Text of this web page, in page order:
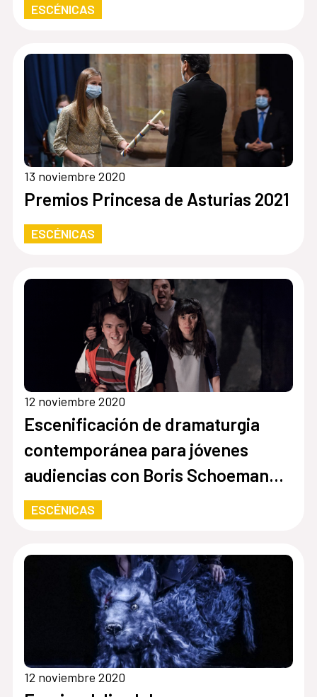
ESCÉNICAS
13 noviembre 2020
Premios Princesa de Asturias 2021
ESCÉNICAS
12 noviembre 2020
Escenificación de dramaturgia
contemporánea para jóvenes
audiencias con Boris Schoemann
(Fr-Mx)
ESCÉNICAS
12 noviembre 2020